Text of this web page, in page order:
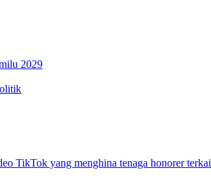
2029
TikTok yang menghina tenaga honorer